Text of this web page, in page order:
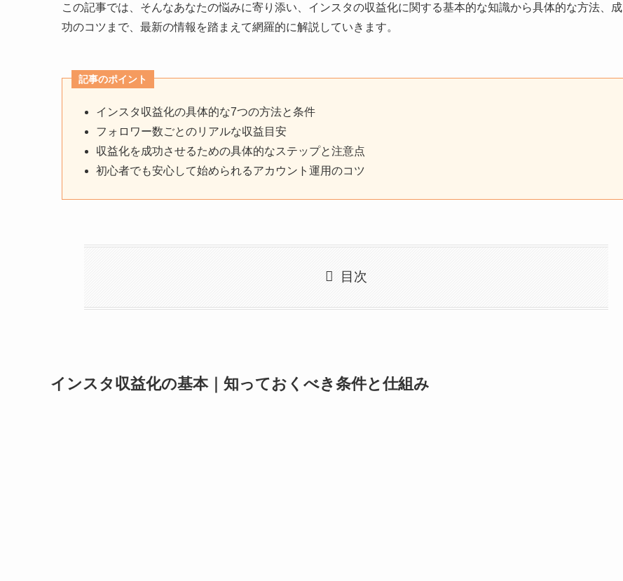
この記事では、そんなあなたの悩みに寄り添い、インスタの収益化に関する基本的な知識から具体的な方法、成
功のコツまで、最新の情報を踏まえて網羅的に解説していきます。
記事のポイント
インスタ収益化の具体的な7つの方法と条件
フォロワー数ごとのリアルな収益目安
収益化を成功させるための具体的なステップと注意点
初心者でも安心して始められるアカウント運用のコツ
目次
インスタ収益化の基本｜知っておくべき条件と仕組み